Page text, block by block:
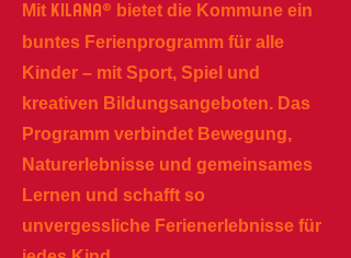
Mit KILANA® bietet die Kommune ein
buntes Ferienprogramm für alle
Kinder – mit Sport, Spiel und
kreativen Bildungsangeboten. Das
Programm verbindet Bewegung,
Naturerlebnisse und gemeinsames
Lernen und schafft so
unvergessliche Ferienerlebnisse für